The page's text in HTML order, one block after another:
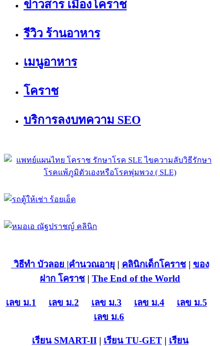
ข่าวสาร เมืองโคราช
รีวิว ร้านอาหาร
เมนูอาหาร
โคราช
บริการลงบทความ SEO
วิธีทำ บัวลอย |คำนวณอายุ | คลินิกเด็กโคราช| ของ
ฝาก โคราช | The End of the World
เลข ม.1 เลข ม.2 เลข ม.3 เลข ม.4
เลข ม.5
เลข ม.6
เรียน SMART-II| เรียน TU-GET| เรียน